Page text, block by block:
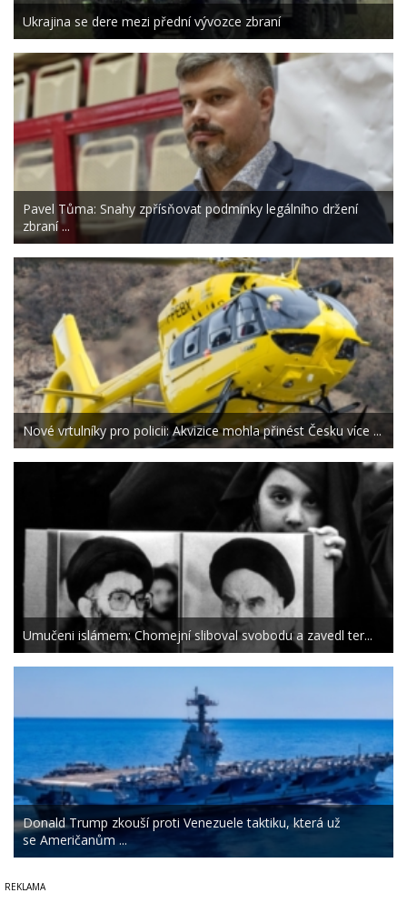
Ukrajina se dere mezi přední vývozce zbraní
Pavel Tůma: Snahy zpřísňovat podmínky legálního držení
zbraní ...
Nové vrtulníky pro policii: Akvizice mohla přinést Česku více ...
Umučeni islámem: Chomejní sliboval svobodu a zavedl ter...
Donald Trump zkouší proti Venezuele taktiku, která už
se Američanům ...